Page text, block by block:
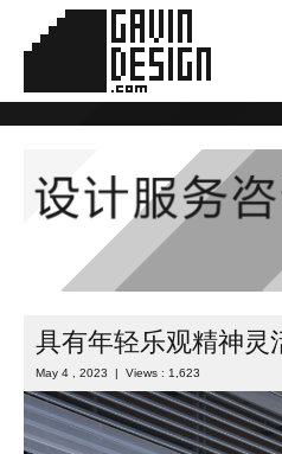
具有年轻乐观精神灵
May 4 , 2023 | Views : 1,623